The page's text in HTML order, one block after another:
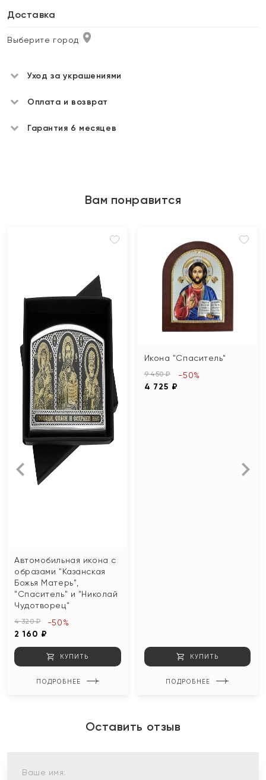
Доставка
Выберите город
Уход за украшениями
Оплата и возврат
Гарантия 6 месяцев
Вам понравится
Автомобильная икона с
образами "Казанская
Божья Матерь",
"Спаситель" и "Николай
Чудотворец"
4 320 ₽
2 160 ₽
-50%
КУПИТЬ
ПОДРОБНЕЕ
Икона "Спаситель"
9 450 ₽
4 725 ₽
-50%
КУПИТЬ
ПОДРОБНЕЕ
Оставить отзыв
Ваше имя: